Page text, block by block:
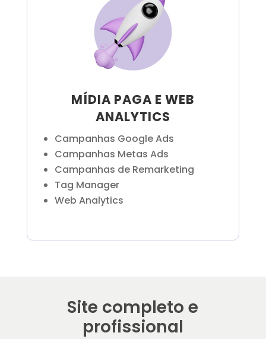
MÍDIA PAGA E WEB
ANALYTICS
Campanhas Google Ads
Campanhas Metas Ads
Campanhas de Remarketing
Tag Manager
Web Analytics
Site completo e
profissional